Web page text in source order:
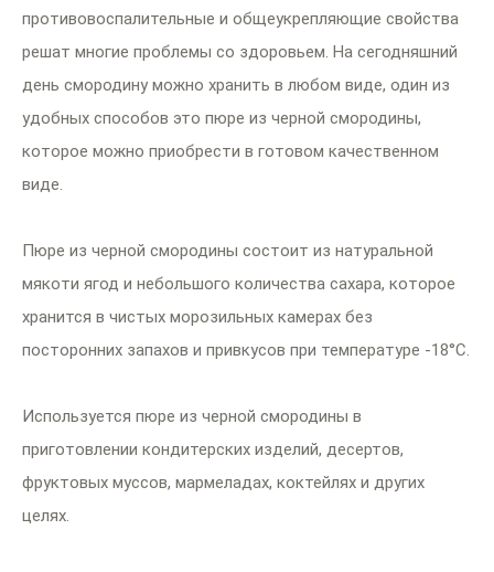
противовоспалительные и общеукрепляющие свойства
решат многие проблемы со здоровьем. На сегодняшний
день смородину можно хранить в любом виде, один из
удобных способов это пюре из черной смородины,
которое можно приобрести в готовом качественном
виде.
Пюре из черной смородины состоит из натуральной
мякоти ягод и небольшого количества сахара, которое
хранится в чистых морозильных камерах без
посторонних запахов и привкусов при температуре -18°С.
Используется пюре из черной смородины в
приготовлении кондитерских изделий, десертов,
фруктовых муссов, мармеладах, коктейлях и других
целях.